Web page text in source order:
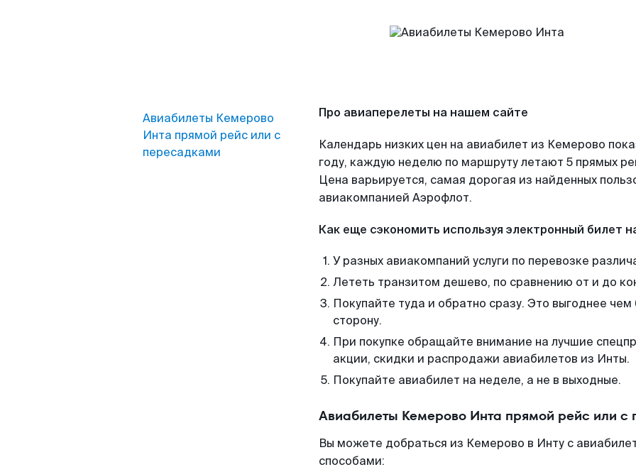
Авиабилеты Кемерово
Инта прямой рейс или с
пересадками
Про авиаперелеты на нашем сайте
Календарь низких цен на авиабилет из Кемерово
году, каждую неделю по маршруту летают 5 прямых
Цена варьируется, самая дорогая из найденных
авиакомпанией Аэрофлот.
Как еще сэкономить используя электронный билет
У разных авиакомпаний услуги по перевозке
Лететь транзитом дешево, по сравнению от и до
Покупайте туда и обратно сразу. Это выгоднее
сторону.
При покупке обращайте внимание на лучшие
акции, скидки и распродажи авиабилетов из Инты.
Покупайте авиабилет на неделе, а не в выходные.
Авиабилеты Кемерово Инта прямой рейс или с
Вы можете добраться из Кемерово в Инту с
способами: